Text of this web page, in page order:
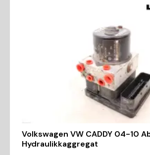
Volkswagen VW CADDY 04-10
Hydraulikkaggregat